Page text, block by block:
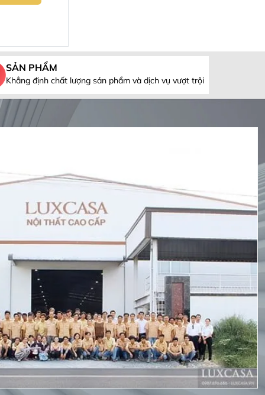
SẢN PHẨM
Khẳng định chất lượng sản phẩm và dịch vụ vượt trội